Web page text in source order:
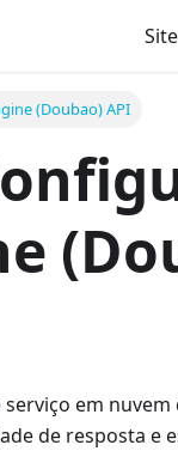
(Doubao) API
em
de resposta